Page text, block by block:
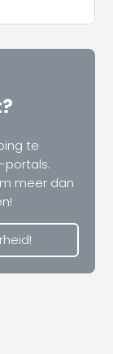
te
portals.
meer dan